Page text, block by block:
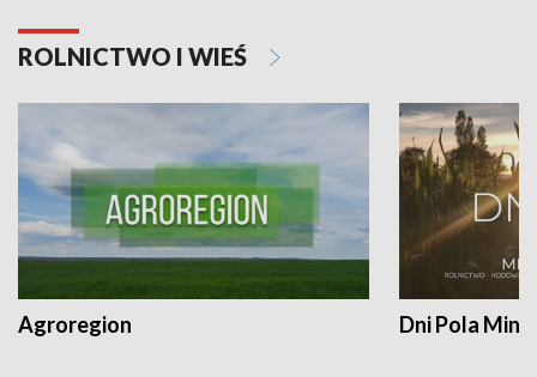
ROLNICTWO I WIEŚ
Agroregion Dni Pola